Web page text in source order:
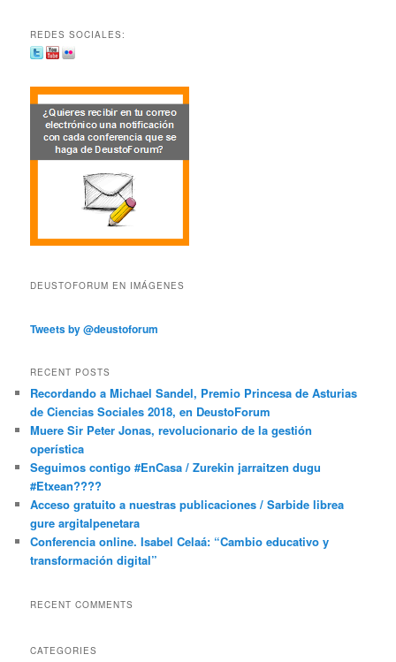
REDES SOCIALES:
DEUSTOFORUM EN IMÁGENES
Tweets by @deustoforum
RECENT POSTS
Recordando a Michael Sandel, Premio Princesa de Asturias
de Ciencias Sociales 2018, en DeustoForum
Muere Sir Peter Jonas, revolucionario de la gestión
operística
Seguimos contigo #EnCasa / Zurekin jarraitzen dugu
#Etxean????
Acceso gratuito a nuestras publicaciones / Sarbide librea
gure argitalpenetara
Conferencia online. Isabel Celaá: “Cambio educativo y
transformación digital”
RECENT COMMENTS
CATEGORIES